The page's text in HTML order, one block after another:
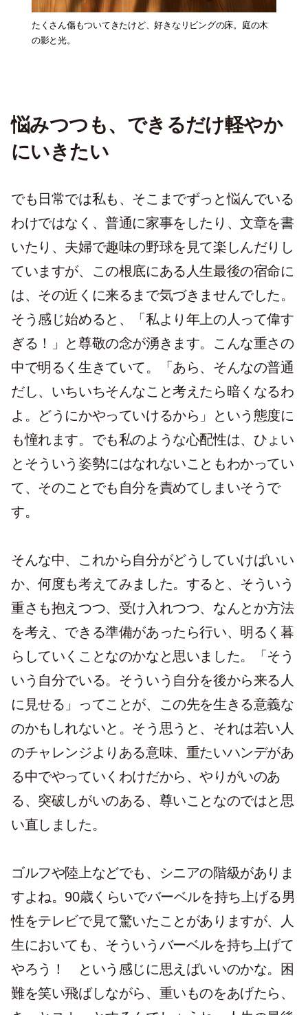
たくさん傷もついてきたけど、好きなリビングの床。庭の木
の影と光。
悩みつつも、できるだけ軽やか
にいきたい
でも日常では私も、そこまでずっと悩んでいる
わけではなく、普通に家事をしたり、文章を書
いたり、夫婦で趣味の野球を見て楽しんだりし
ていますが、この根底にある人生最後の宿命に
は、その近くに来るまで気づきませんでした。
そう感じ始めると、「私より年上の人って偉す
ぎる！」と尊敬の念が湧きます。こんな重さの
中で明るく生きていて。「あら、そんなの普通
だし、いちいちそんなこと考えたら暗くなるわ
よ。どうにかやっていけるから」という態度に
も憧れます。でも私のような心配性は、ひょい
とそういう姿勢にはなれないこともわかってい
て、そのことでも自分を責めてしまいそうで
す。
そんな中、これから自分がどうしていけばいい
か、何度も考えてみました。すると、そういう
重さも抱えつつ、受け入れつつ、なんとか方法
を考え、できる準備があったら行い、明るく暮
らしていくことなのかなと思いました。「そう
いう自分でいる。そういう自分を後から来る人
に見せる」ってことが、この先を生きる意義な
のかもしれないと。そう思うと、それは若い人
のチャレンジよりある意味、重たいハンデがあ
る中でやっていくわけだから、やりがいのあ
る、突破しがいのある、尊いことなのではと思
い直しました。
ゴルフや陸上などでも、シニアの階級がありま
すよね。90歳くらいでバーベルを持ち上げる男
性をテレビで見て驚いたことがありますが、人
生においても、そういうバーベルを持ち上げて
やろう！ という感じに思えばいいのかな。困
難を笑い飛ばしながら、重いものをあげたら、